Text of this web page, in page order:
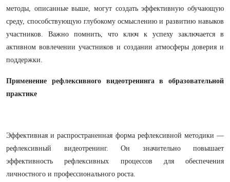
методы, описанные выше, могут создать эффективную обучающую
среду, способствующую глубокому осмыслению и развитию навыков
участников. Важно помнить, что ключ к успеху заключается в
активном вовлечении участников и создании атмосферы доверия и
поддержки.
Применение рефлексивного видеотренинга в образовательной
практике
Эффективная и распространенная форма рефлексивной методики —
рефлексивный видеотренинг. Он значительно повышает
эффективность рефлексивных процессов для обеспечения
личностного и профессионального роста.